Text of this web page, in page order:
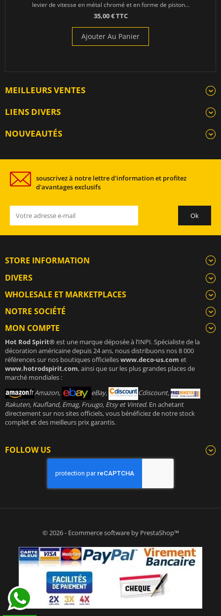
levier de vitesse en métal chromé et en forme de piston...
35,00 € TTC
Ajouter Au Panier
MEILLEURS VENTES
LIENS DIVERS
NOUVEAUTÉS
souscrivez à notre lettre d'information et profitez
d'avantages exclusifs
STORE INFORMATION
DIVERS
WHOLESALE ET MARKETPLACES
NOTRE SOCIÉTÉ
MON COMPTE
Hot Rod Spirit®est une marque déposée à l’INPI. Spécialiste de la
décoration américaine depuis 24 ans, nous distribuons nos 8 000
références sur nos boutiques officielleswww.deco-us.com et
www.hotrodspirit.com, ainsi que sur les plus grandes places de
marché mondiales :
Amazon,
eBay,
Cdiscount,
Rakuten, Kaufland, Emag, Fruugo, Etsy et Vinted. En achetant
directement sur nos sites officiels, vous bénéficiez de notre stock
complet et des meilleurs prix garantis.
FOLLOW US
© 2026 - Ecommerce software by PrestaShop™